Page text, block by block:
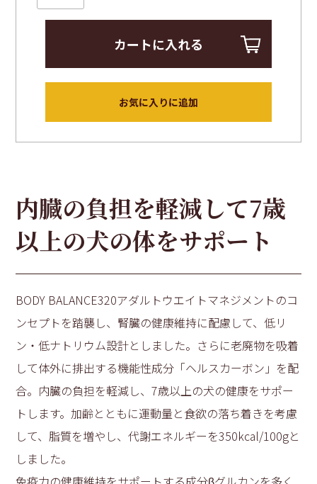
カートに入れる
お気に入りに追加
内臓の負担を軽減して7歳
以上の犬の体をサポート
BODY BALANCE320アダルトウエイトマネジメントのコ
ンセプトを踏襲し、腎臓の健康維持に配慮して、低リ
ン・低ナトリウム設計としました。さらに老廃物を吸着
して体外に排出する機能性成分「ヘルスカーボン」を配
合。内臓の負担を軽減し、7歳以上の犬の健康をサポー
トします。加齢とともに運動量と食欲の落ち着きを考慮
して、脂質を増やし、代謝エネルギーを350kcal/100gと
しました。